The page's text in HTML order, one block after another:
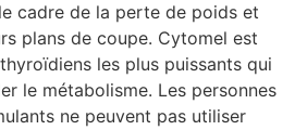
cadre de la perte de poids et
plans de coupe. Cytomel est
les plus puissants qui
le métabolisme. Les personnes
ne peuvent pas utiliser